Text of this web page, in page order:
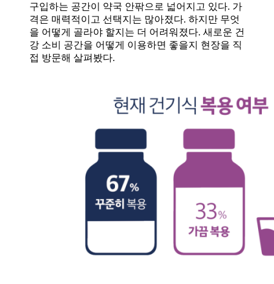
구입하는 공간이 약국 안팎으로 넓어지고 있다. 가
격은 매력적이고 선택지는 많아졌다. 하지만 무엇
을 어떻게 골라야 할지는 더 어려워졌다. 새로운 건
강 소비 공간을 어떻게 이용하면 좋을지 현장을 직
접 방문해 살펴봤다.